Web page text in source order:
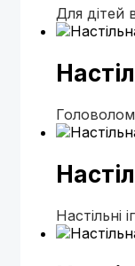
Для дітей
Настільні